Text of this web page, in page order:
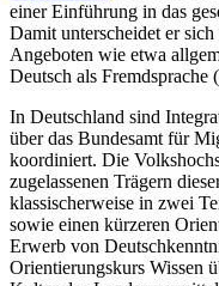
einer Einführung in das
Damit unterscheidet er
Angeboten wie etwa
Deutsch als
In Deutschland sind
über das Bundesamt für
koordiniert. Die
zugelassenen Trägern
klassischerweise in zwei
sowie einen kürzeren
Erwerb von
Orientierungskurs Wissen